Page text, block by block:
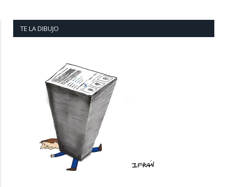
TE LA DIBUJO